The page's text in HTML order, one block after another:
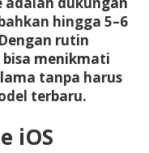
hingga 5–6
rutin
menikmati
tanpa harus
terbaru.
iOS